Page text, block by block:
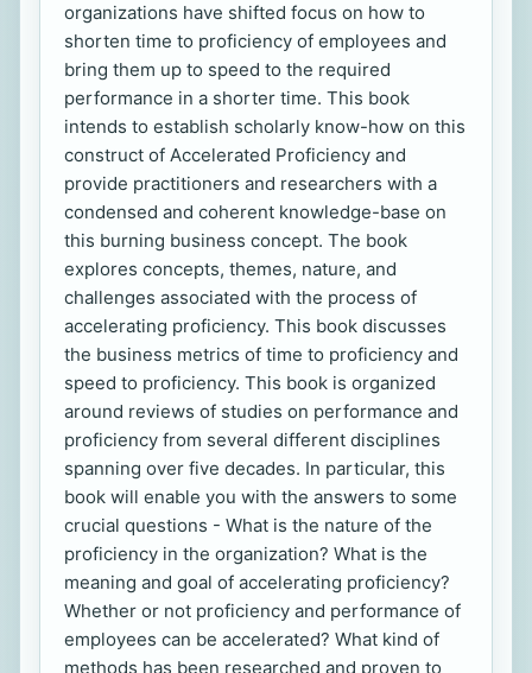
organizations have shifted focus on how to
shorten time to proficiency of employees and
bring them up to speed to the required
performance in a shorter time. This book
intends to establish scholarly know-how on this
construct of Accelerated Proficiency and
provide practitioners and researchers with a
condensed and coherent knowledge-base on
this burning business concept. The book
explores concepts, themes, nature, and
challenges associated with the process of
accelerating proficiency. This book discusses
the business metrics of time to proficiency and
speed to proficiency. This book is organized
around reviews of studies on performance and
proficiency from several different disciplines
spanning over five decades. In particular, this
book will enable you with the answers to some
crucial questions - What is the nature of the
proficiency in the organization? What is the
meaning and goal of accelerating proficiency?
Whether or not proficiency and performance of
employees can be accelerated? What kind of
methods has been researched and proven to